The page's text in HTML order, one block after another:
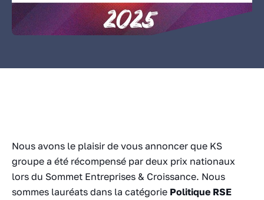
Nous avons le plaisir de vous annoncer que KS
groupe a été récompensé par deux prix nationaux
lors du Sommet Entreprises & Croissance. Nous
sommes lauréats dans la catégorie Politique RSE